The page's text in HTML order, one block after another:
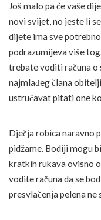
Još malo pa će vaše
novi svijet, no jeste li
dijete ima sve
podrazumijeva više
trebate voditi računa o
najmlađeg člana
ustručavat pitati one
Dječja robica naravno
pidžame. Bodiji mogu
kratkih rukava ovisno
vodite računa da se
presvlačenja pelena